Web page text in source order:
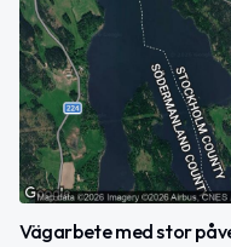
Vägarbete med stor